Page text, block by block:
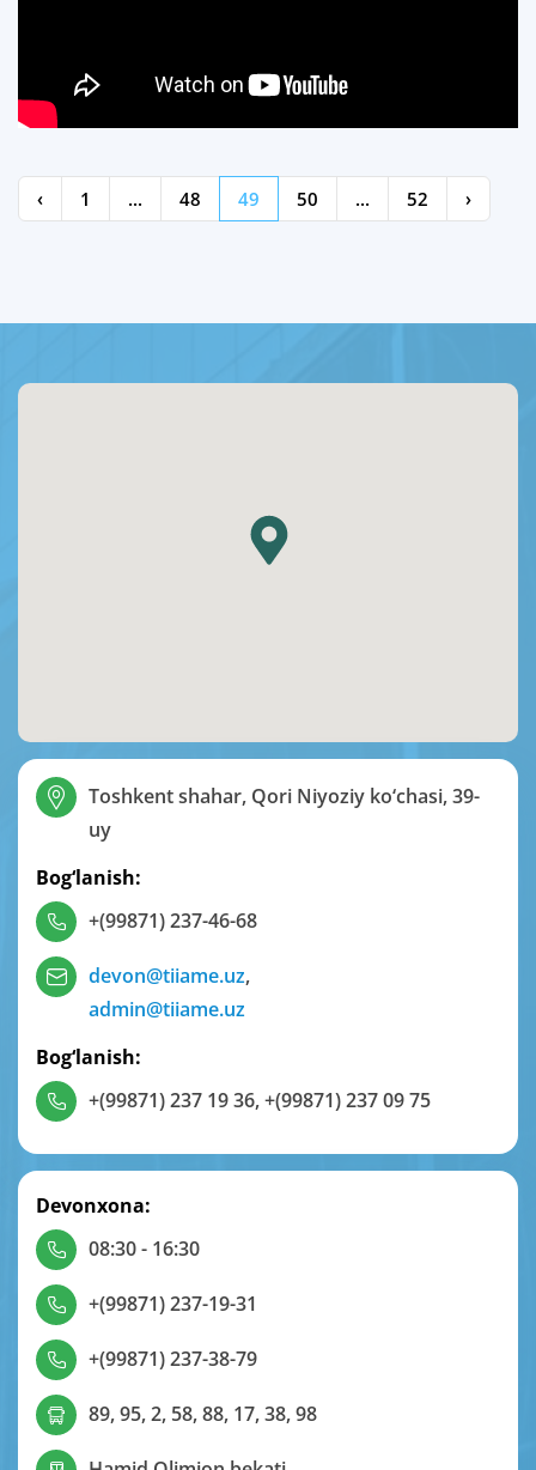
‹ 1 ... 48 49 50 ... 52 ›
Toshkent shahar, Qori Niyoziy ko‘chasi, 39-
uy
Bog‘lanish:
+(99871) 237-46-68
devon@tiiame.uz,
admin@tiiame.uz
Bog‘lanish:
+(99871) 237 19 36,+(99871) 237 09 75
Devonxona:
08:30 - 16:30
+(99871) 237-19-31
+(99871) 237-38-79
89, 95, 2, 58, 88, 17, 38, 98